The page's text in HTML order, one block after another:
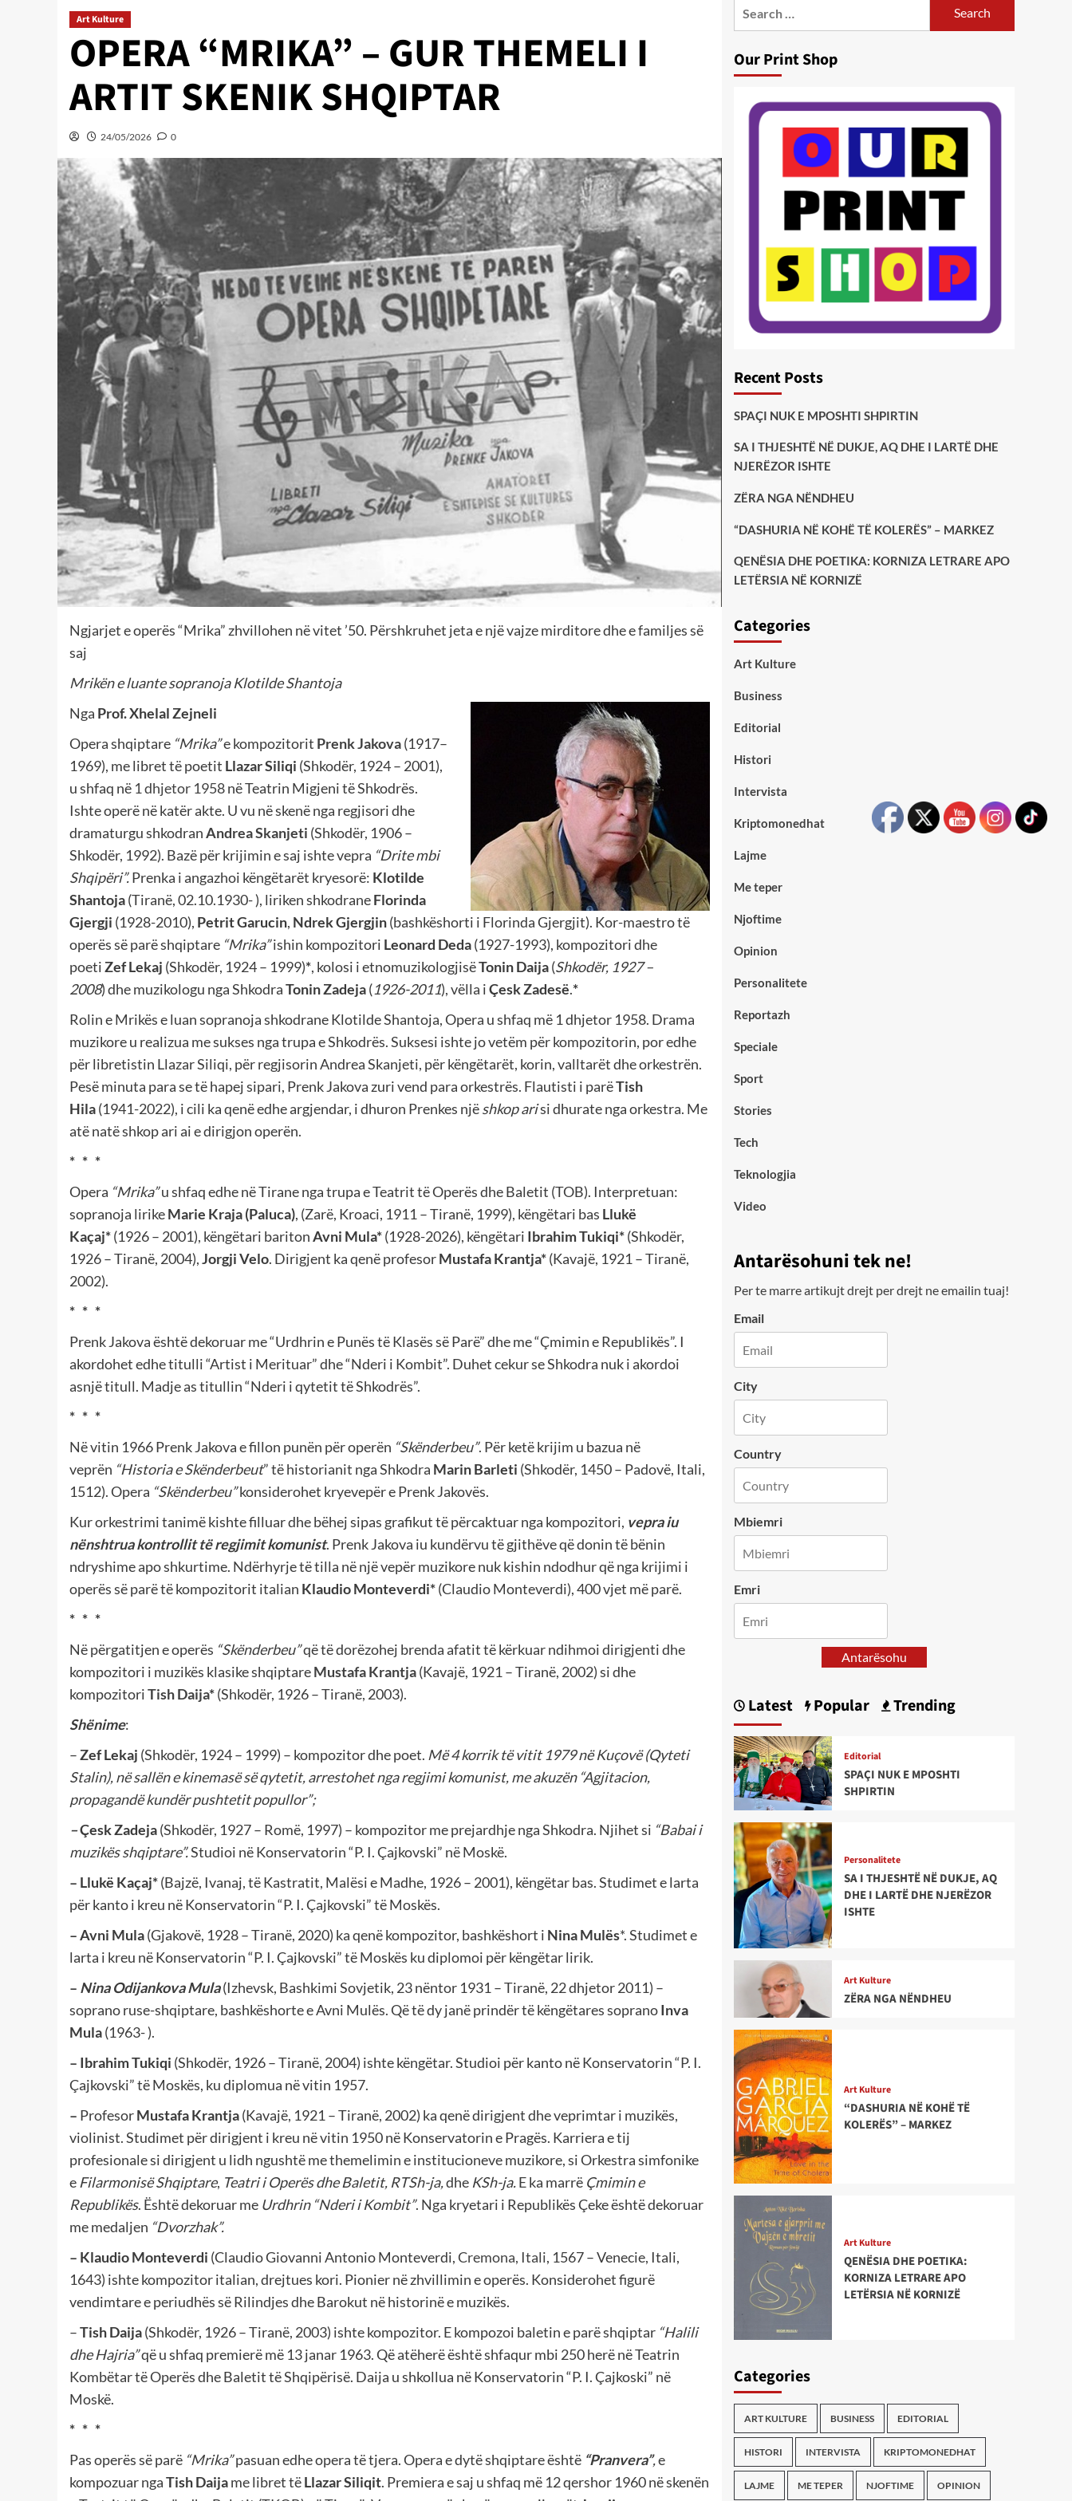
Art Kulture
OPERA “MRIKA” – GUR THEMELI I
ARTIT SKENIK SHQIPTAR
24/05/2026 0
Ngjarjet e operës “Mrika” zhvillohen në vitet ’50. Përshkruhet jeta e një vajze mirditore dhe e familjes së
saj
Mrikën e luante sopranoja Klotilde Shantoja
Nga Prof. Xhelal Zejneli
Opera shqiptare “Mrika”e kompozitorit Prenk Jakova(1917–
1969), me libret të poetit Llazar Siliqi (Shkodër, 1924 – 2001),
u shfaq në 1 dhjetor 1958në Teatrin Migjeni të Shkodrës.
Ishte operë në katër akte. U vu në skenë nga regjisori dhe
dramaturgu shkodranAndrea Skanjeti (Shkodër, 1906 –
Shkodër, 1992). Bazë për krijimin e saj ishte vepra “Drite mbi
Shqipëri”.Prenka i angazhoi këngëtarët kryesorë: Klotilde
Shantoja(Tiranë, 02.10.1930- ), liriken shkodraneFlorinda
Gjergji (1928-2010), Petrit Garucin, Ndrek Gjergjin(bashkëshorti i Florinda Gjergjit). Kor-maestro të
operës së parë shqiptare “Mrika”ishin kompozitori Leonard Deda(1927-1993), kompozitori dhe
poetiZef Lekaj (Shkodër, 1924 – 1999)*, kolosi i etnomuzikologjisëTonin Daija(Shkodër, 1927 –
2008)dhemuzikologu nga ShkodraTonin Zadeja(1926-2011), vëlla iÇesk Zadesë.*
Rolin e Mrikës e luan sopranoja shkodrane Klotilde Shantoja, Opera u shfaq më 1 dhjetor 1958. Drama
muzikore u realizua me sukses nga trupa e Shkodrës. Suksesi ishte jo vetëm për kompozitorin, por edhe
për libretistin Llazar Siliqi, për regjisorin Andrea Skanjeti, për këngëtarët, korin, valltarët dhe orkestrën.
Pesë minuta para se të hapej sipari, Prenk Jakova zuri vend para orkestrës. Flautisti i parëTish
Hila(1941-2022), i cili ka qenë edhe argjendar, i dhuron Prenkes njëshkop arisi dhurate nga orkestra. Me
atë natë shkop ari ai e dirigjon operën.
* * *
Opera “Mrika”u shfaq edhe në Tirane nga trupa e Teatrit të Operës dhe Baletit (TOB). Interpretuan:
sopranoja lirikeMarie Kraja (Paluca), (Zarë, Kroaci, 1911 – Tiranë, 1999), këngëtari bas Llukë
Kaçaj*(1926 – 2001), këngëtari baritonAvni Mula*(1928-2026), këngëtari Ibrahim Tukiqi*(Shkodër,
1926 – Tiranë, 2004),Jorgji Velo. Dirigjent ka qenë profesorMustafa Krantja*(Kavajë, 1921 – Tiranë,
2002).
* * *
Prenk Jakova është dekoruar me “Urdhrin e Punës të Klasës së Parë” dhe me “Çmimin e Republikës”. I
akordohet edhe titulli “Artist i Merituar” dhe “Nderi i Kombit”. Duhet cekur se Shkodra nuk i akordoi
asnjë titull. Madje as titullin “Nderi i qytetit të Shkodrës”.
* * *
Në vitin 1966 Prenk Jakova e fillon punën për operën “Skënderbeu”. Për ketë krijim u bazua në
veprën “Historia e Skënderbeut” të historianit nga Shkodra Marin Barleti (Shkodër, 1450 – Padovë, Itali,
1512). Opera “Skënderbeu”konsiderohet kryevepër e Prenk Jakovës.
Kur orkestrimi tanimë kishte filluar dhe bëhej sipas grafikut të përcaktuar nga kompozitori, vepra iu
nënshtrua kontrollit të regjimit komunist. Prenk Jakova iu kundërvu të gjithëve që donin të bënin
ndryshime apo shkurtime. Ndërhyrje të tilla në një vepër muzikore nuk kishin ndodhur që nga krijimi i
operës së parë të kompozitorit italian Klaudio Monteverdi*(Claudio Monteverdi), 400 vjet më parë.
* * *
Në përgatitjen e operës “Skënderbeu”që të dorëzohej brenda afatit të kërkuar ndihmoi dirigjenti dhe
kompozitori i muzikës klasike shqiptareMustafa Krantja(Kavajë, 1921 – Tiranë, 2002) si dhe
kompozitoriTish Daija*(Shkodër, 1926 – Tiranë, 2003).
Shënime:
–Zef Lekaj (Shkodër, 1924 – 1999) – kompozitor dhe poet. Më 4 korrik të vitit 1979 në Kuçovë (Qyteti
Stalin), në sallën e kinemasë së qytetit, arrestohet nga regjimi komunist, me akuzën “Agjitacion,
propagandë kundër pushtetit popullor”;
–Çesk Zadeja(Shkodër, 1927 – Romë, 1997) – kompozitor me prejardhje nga Shkodra. Njihet si “Babai i
muzikës shqiptare”.Studioi në Konservatorin “P. I. Çajkovski” në Moskë.
– Llukë Kaçaj*(Bajzë, Ivanaj, të Kastratit, Malësi e Madhe, 1926 – 2001), këngëtar bas. Studimet e larta
për kanto i kreu në Konservatorin “P. I. Çajkovski” tëMoskës.
–Avni Mula(Gjakovë, 1928 – Tiranë, 2020) ka qenë kompozitor, bashkëshort i Nina Mulës*. Studimet e
larta i kreu në Konservatorin “P. I. Çajkovski” tëMoskës ku diplomoi për këngëtar lirik.
– Nina Odijankova Mula(Izhevsk, Bashkimi Sovjetik, 23 nëntor 1931 – Tiranë, 22 dhjetor 2011) –
soprano ruse-shqiptare, bashkëshorte e Avni Mulës. Që të dy janë prindër të këngëtares sopranoInva
Mula(1963- ).
– Ibrahim Tukiqi (Shkodër, 1926 – Tiranë, 2004) ishte këngëtar. Studioi për kanto në Konservatorin “P. I.
Çajkovski” të Moskës, ku diplomua në vitin 1957.
– ProfesorMustafa Krantja(Kavajë, 1921 – Tiranë, 2002) ka qenë dirigjent dhe veprimtar i muzikës,
violinist. Studimet për dirigjent i kreu në vitin 1950 në Konservatorin e Pragës. Karriera e tij
profesionale si dirigjent u lidh ngushtë me themelimin e institucioneve muzikore, si Orkestra simfonike
e Filarmonisë Shqiptare, Teatri i Operës dhe Baletit, RTSh-ja,dhe KSh-ja.E ka marrë Çmimin e
Republikës. Është dekoruar me Urdhrin “Nderi i Kombit”. Nga kryetari i Republikës Çeke është dekoruar
me medaljen “Dvorzhak”.
– Klaudio Monteverdi (Claudio Giovanni Antonio Monteverdi,Cremona, Itali, 1567 – Venecie, Itali,
1643) ishte kompozitor italian, drejtues kori. Pionier në zhvillimin e operës. Konsiderohet figurë
vendimtare e periudhës së Rilindjes dhe Barokut në historinë e muzikës.
–Tish Daija(Shkodër, 1926 – Tiranë, 2003) ishte kompozitor. E kompozoi baletin e parë shqiptar “Halili
dhe Hajria”që u shfaq premierë më 13 janar 1963. Që atëherë është shfaqur mbi 250 herë në Teatrin
Kombëtar të Operës dhe Baletit të Shqipërisë. Daija u shkollua në Konservatorin “P. I. Çajkoski” në
Moskë.
* * *
Pas operës së parë “Mrika”pasuan edhe opera të tjera. Opera e dytë shqiptare është “Pranvera”,e
kompozuar ngaTish Daijame libret tëLlazar Siliqit. Premiera e saj u shfaq më 12 qershor 1960 në skenën
Our Print Shop
Recent Posts
SPAÇI NUK E MPOSHTI SHPIRTIN
SA I THJESHTË NË DUKJE, AQ DHE I LARTË DHE
NJERËZOR ISHTE
ZËRA NGA NËNDHEU
“DASHURIA NË KOHË TË KOLERËS” – MARKEZ
QENËSIA DHE POETIKA: KORNIZA LETRARE APO
LETËRSIA NË KORNIZË
Categories
Art Kulture
Business
Editorial
Histori
Intervista
Kriptomonedhat
Lajme
Me teper
Njoftime
Opinion
Personalitete
Reportazh
Speciale
Sport
Stories
Tech
Teknologjia
Video
Antarësohuni tek ne!
Per te marre artikujt drejt per drejt ne emailin tuaj!
Email
City
Country
Mbiemri
Emri
Antarësohu
Latest Popular Trending
Editorial
SPAÇI NUK E MPOSHTI
SHPIRTIN
Personalitete
SA I THJESHTË NË DUKJE, AQ
DHE I LARTË DHE NJERËZOR
ISHTE
Art Kulture
ZËRA NGA NËNDHEU
Art Kulture
“DASHURIA NË KOHË TË
KOLERËS” – MARKEZ
Art Kulture
QENËSIA DHE POETIKA:
KORNIZA LETRARE APO
LETËRSIA NË KORNIZË
Categories
ART KULTURE BUSINESS EDITORIAL
HISTORI INTERVISTA KRIPTOMONEDHAT
LAJME ME TEPER NJOFTIME OPINION